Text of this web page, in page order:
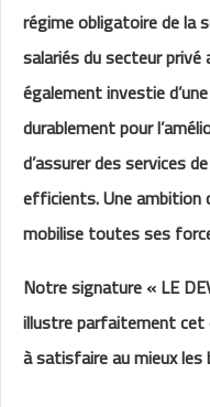
régime obligatoire de la
salariés du secteur
également investie
durablement pour
d’assurer des services
efficients. Une ambition
mobilise toutes ses
Notre signature « LE
illustre parfaitement
à satisfaire au mieux